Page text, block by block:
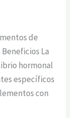
de
La
hormonal
específicos
con